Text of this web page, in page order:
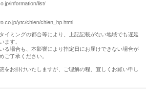
information/list/
ytc/chien/chien_hp.html
イミングの都合等により、上記記載がない地域でも遅延
ます。
る場合も、本影響により指定日にお届けできない場合が
ご了承ください。
をお掛けいたしますが、ご理解の程、宜しくお願い申し